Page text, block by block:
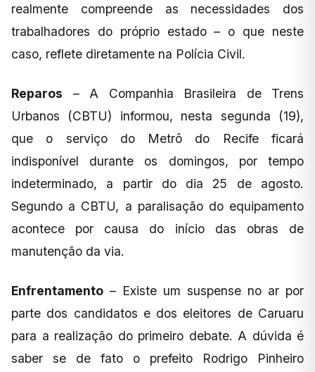
realmente compreende as necessidades dos
trabalhadores do próprio estado – o que neste
caso, reflete diretamente na Polícia Civil.
Reparos – A Companhia Brasileira de Trens
Urbanos (CBTU) informou, nesta segunda (19),
que o serviço do Metrô do Recife ficará
indisponível durante os domingos, por tempo
indeterminado, a partir do dia 25 de agosto.
Segundo a CBTU, a paralisação do equipamento
acontece por causa do início das obras de
manutenção da via.
Enfrentamento – Existe um suspense no ar por
parte dos candidatos e dos eleitores de Caruaru
para a realização do primeiro debate. A dúvida é
saber se de fato o prefeito Rodrigo Pinheiro